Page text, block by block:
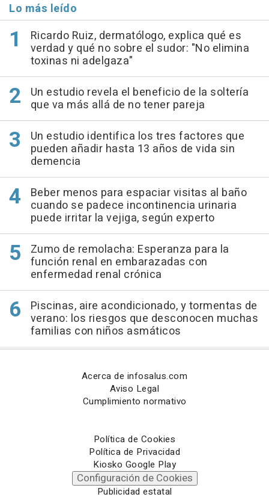
Lo más leído
Ricardo Ruiz, dermatólogo, explica qué es
verdad y qué no sobre el sudor: "No elimina
toxinas ni adelgaza"
Un estudio revela el beneficio de la soltería
que va más allá de no tener pareja
Un estudio identifica los tres factores que
pueden añadir hasta 13 años de vida sin
demencia
Beber menos para espaciar visitas al baño
cuando se padece incontinencia urinaria
puede irritar la vejiga, según experto
Zumo de remolacha: Esperanza para la
función renal en embarazadas con
enfermedad renal crónica
Piscinas, aire acondicionado, y tormentas de
verano: los riesgos que desconocen muchas
familias con niños asmáticos
Acerca de infosalus.com
Aviso Legal
Cumplimiento normativo
Política de Cookies
Política de Privacidad
Kiosko Google Play
Configuración de Cookies
Publicidad estatal